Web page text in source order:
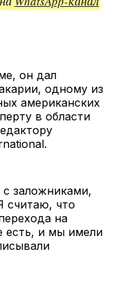
он дал
одному из
американских
в области
заложниками,
считаю, что
на
есть, и мы имели